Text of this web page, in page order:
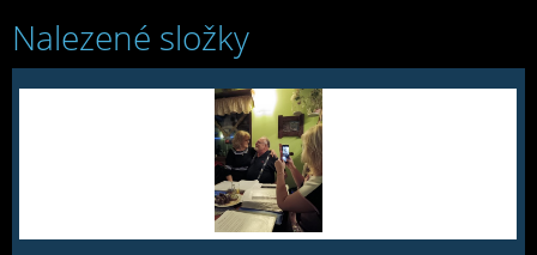
Nalezené složky